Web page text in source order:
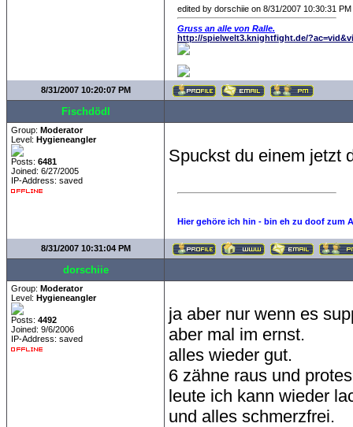
edited by dorschiie on 8/31/2007 10:30:31 PM
Gruss an alle von Ralle.
http://spielwelt3.knightfight.de/
8/31/2007 10:20:07 PM
Fischdödl
Group: Moderator
Level: Hygieneangler
Posts: 6481
Joined: 6/27/2005
IP-Address: saved
Spuckst du einem jetzt
Hier gehöre ich hin - bin eh zu doof zum
8/31/2007 10:31:04 PM
dorschiie
Group: Moderator
Level: Hygieneangler
Posts: 4492
Joined: 9/6/2006
IP-Address: saved
ja aber nur wenn es
aber mal im ernst.
alles wieder gut.
6 zähne raus und
leute ich kann wieder
und alles schmerzfrei.